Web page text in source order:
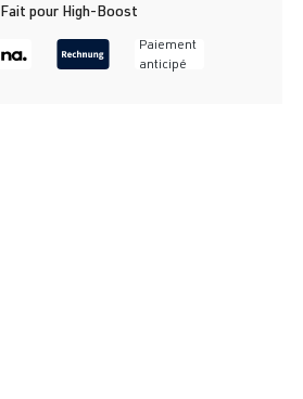
Fait pour High-Boost
Paiement
anticipé